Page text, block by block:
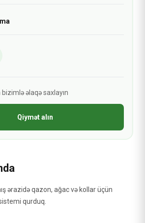
ərazidə qazon, ağac və kollar üçün
qurduq.
əlaqə saxlayın
Qiymət alın